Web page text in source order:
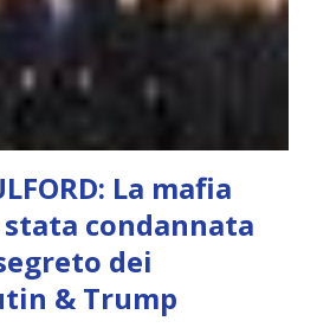
(soprattutto tra il 2027 e il
che renderanno la differenza
La mafia
condannata
dei
& Trump